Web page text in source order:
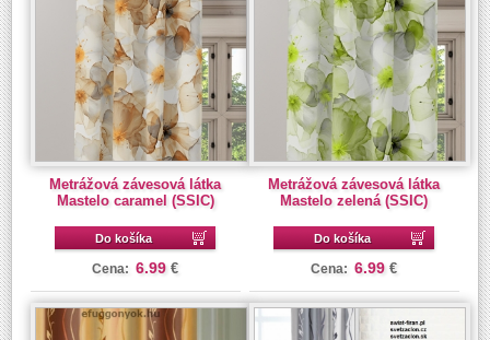
Metrážová závesová látka
Mastelo caramel (SSIC)
Do košíka
Cena: 6.99 €
Metrážová závesová látka
Mastelo zelená (SSIC)
Do košíka
Cena: 6.99 €